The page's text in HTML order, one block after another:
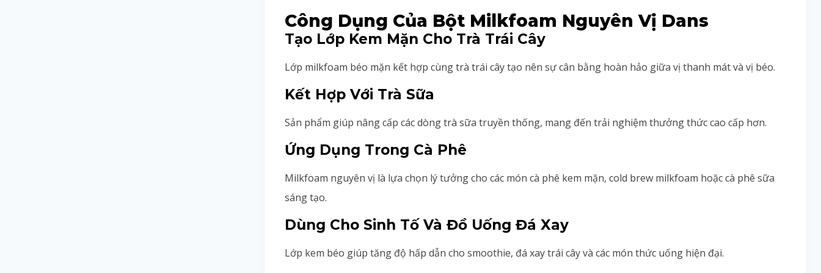
Công Dụng Của Bột Milkfoam Nguyên Vị Dans
Tạo Lớp Kem Mặn Cho Trà Trái Cây
Lớp milkfoam béo mặn kết hợp cùng trà trái cây tạo nên sự cân bằng hoàn hảo giữa vị thanh mát và vị béo.
Kết Hợp Với Trà Sữa
Sản phẩm giúp nâng cấp các dòng trà sữa truyền thống, mang đến trải nghiệm thưởng thức cao cấp hơn.
Ứng Dụng Trong Cà Phê
Milkfoam nguyên vị là lựa chọn lý tưởng cho các món cà phê kem mặn, cold brew milkfoam hoặc cà phê sữa
sáng tạo.
Dùng Cho Sinh Tố Và Đồ Uống Đá Xay
Lớp kem béo giúp tăng độ hấp dẫn cho smoothie, đá xay trái cây và các món thức uống hiện đại.